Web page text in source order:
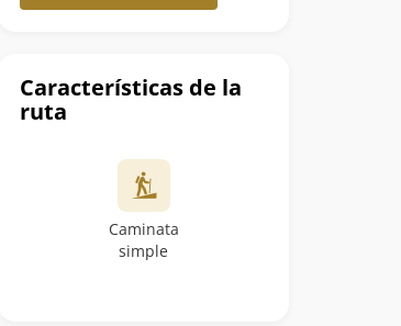
Características de la
ruta
Caminata
simple